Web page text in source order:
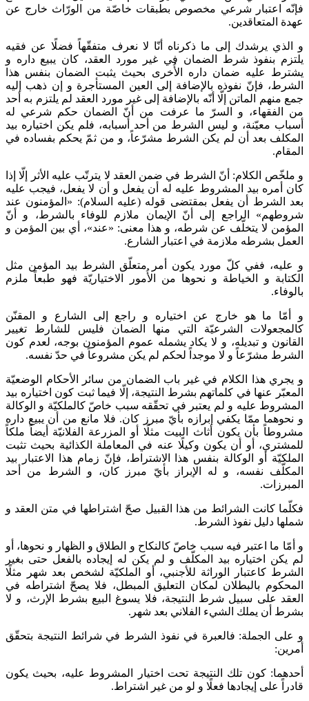
فإنّه اعتبار شرعي مخصوص بطبقات خاصّة من الورّاث خارج عن
عهدة المتعاقدين.
و الذي يرشدك إلى ما ذكرناه أنّا لا نعرف متفقّهاً فضلًا عن فقيه
يلتزم بنفوذ شرط الضمان في غير مورد العقد، كان يبيع داره و
يشترط عليه ضمان داره الأُخرى بحيث يثبت الضمان بنفس هذا
الشرط، فإنّ نفوذه بالإضافة إلى العين المستأجرة و إن ذهب إليه
جمع منهم الماتن إلّا أنّه بالإضافة إلى غير مورد العقد لم يلتزم به أحد
من الفقهاء، و السرّ ما عرفت من أنّ الضمان حكم شرعي له
أسباب معيّنة، و ليس الشرط من أحد أسبابه، فلم يكن اختياره بيد
المكلف بعد أن لم يكن الشرط مشرّعاً، و من ثمّ يحكم بفساده في
المقام.
و ملخّص الكلام: أنّ الشرط في ضمن العقد لا يترتّب عليه الأثر إلّا إذا
كان أمره بيد المشروط عليه له أن يفعل و أن لا يفعل، فيجب عليه
بعد الشرط أن يفعل بمقتضى قوله (عليه السلام): «المؤمنون عند
شروطهم» الراجع إلى أنّ الإيمان ملازم للوفاء بالشرط، و أنّ
المؤمن لا يتخلّف عن شرطه، و هذا معنى: «عند»، أي بين المؤمن و
العمل بشرطه ملازمة في اعتبار الشارع.
و عليه، ففي كلّ مورد يكون أمر متعلّق الشرط بيد المؤمن مثل
الكتابة و الخياطة و نحوها من الأُمور الاختياريّة فهو طبعاً ملزم
بالوفاء.
و أمّا ما هو خارج عن اختياره و راجع إلى الشارع و المقنّن
كالمجعولات الشرعيّة التي منها الضمان فليس للشارط تغيير
القانون و تبديله، و لا يكاد‌ يشمله عموم المؤمنون بوجه، لعدم كون
الشرط مشرّعاً و لا موجداً لحكم لم يكن مشروعاً في حدّ نفسه.
و يجري هذا الكلام في غير باب الضمان من سائر الأحكام الوضعيّة
المعبّر عنها في كلماتهم بشرط النتيجة، إلّا فيما ثبت كون اختياره بيد
المشروط عليه و لم يعتبر في تحقّقه سبب خاصّ كالملكيّة و الوكالة
و نحوهما ممّا يكفي إبرازه بأيّ مبرز كان. فلا مانع من أن يبيع داره
مشروطاً بأن يكون أثاث البيت مثلًا أو المزرعة الفلانيّة أيضاً ملكاً
للمشتري، أو أن يكون وكيلًا عنه في المعاملة الكذائية بحيث تثبت
الملكيّة أو الوكالة بنفس هذا الاشتراط، فإنّ زمام هذا الاعتبار بيد
المكلّف نفسه، و له الإبراز بأيّ مبرز كان، و الشرط من أحد
المبرزات.
فكلّما كانت الشرائط من هذا القبيل صحّ اشتراطها في متن العقد و
شملها دليل نفوذ الشرط.
و أمّا ما اعتبر فيه سبب خاصّ كالنكاح و الطلاق و الظهار و نحوها، أو
لم يكن اختياره بيد المكلّف و لم يكن له إيجاده بالفعل حتى بغير
الشرط كاعتبار الوراثة للأجنبي، أو الملكيّة لشخص بعد شهر مثلًا
المحكوم بالبطلان لمكان التعليق المبطل، فلا يصحّ اشتراطه في
العقد على سبيل شرط النتيجة، فلا يسوغ البيع بشرط الإرث، و لا
بشرط أن يملك الشي‌ء الفلاني بعد شهر.
و على الجملة: فالعبرة في نفوذ الشرط في شرائط النتيجة بتحقّق
أمرين:
أحدهما: كون تلك النتيجة تحت اختيار المشروط عليه، بحيث يكون
قادراً على إيجادها فعلًا و لو من غير اشتراط.